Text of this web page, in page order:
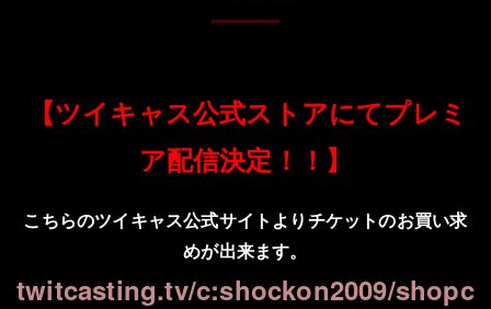
【ツイキャス公式ストアにてプレミ
ア配信決定！！】
こちらのツイキャス公式サイトよりチケットのお買い求
めが出来ます。
twitcasting.tv/c:shockon2009/shopc